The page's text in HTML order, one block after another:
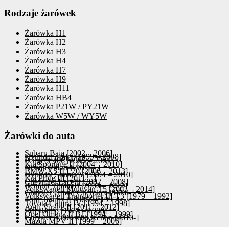
Rodzaje żarówek
Żarówka H1
Żarówka H2
Żarówka H3
Żarówka H4
Żarówka H7
Żarówka H9
Żarówka H11
Żarówka HB4
Żarówka P21W / PY21W
Żarówka W5W / WY5W
Żarówki do auta
Subaru Baja [2002 – 2006]
Hyundai Trajet [1999 – 2008]
Peugeot 406 [1995 – 2004]
Kia Sportage II [2004 – 2010]
Nissan Pulsar [2014 – ]
BMW X5 II E70 [2006 – 2013]
Hyundai Sonata V [2004 – 2010]
Kia Pride III [2011 – ]
Chevrolet Lacetti [2002 – 2008]
Renault Thalia II [2008 – 2013]
Volkswagen Multivan T5 [2003 – 2014]
Chrysler Grand Cherokee [1998-]
Volkswagen Transporter III T3 [1979 – 1992]
Ford Taurus II [1992 – 1995]
Toyota Camry IV [1994 – 1998]
Audi Virage II [2011 – 2012]
Fiat Ritmo [1978 – 1988]
Opel Omega II B1 [1994 – 1999]
Chrysler 300C with Xenon [2010-]
Mazda MPV II [1999 – 2006]